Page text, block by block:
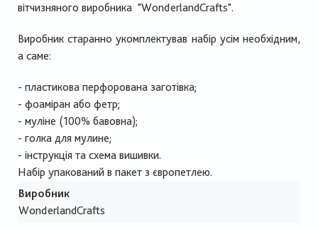
вітчизняного виробника "WonderlandCrafts".
Виробник старанно укомплектував набір усім необхідним,
а саме:
- пластикова перфорована заготiвка;
- фоаміран або фетр;
- муліне (100% бавовна);
- голка для мулине;
- інструкція та схема вишивки.
Набір упакований в пакет з європетлею.
Виробник
WonderlandCrafts